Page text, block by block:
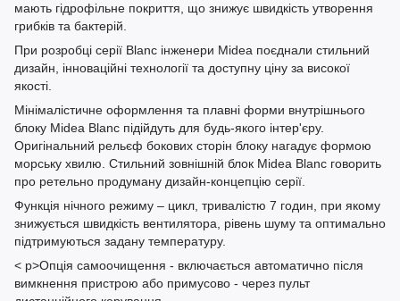
мають гідрофільне покриття, що знижує швидкість утворення
грибків та бактерій.
При розробці серії Blanc інженери Midea поєднали стильний
дизайн, інноваційні технології та доступну ціну за високої
якості.
Мінімалістичне оформлення та плавні форми внутрішнього
блоку Midea Blanc підійдуть для будь-якого інтер'єру.
Оригінальний рельєф бокових сторін блоку нагадує формою
морську хвилю. Стильний зовнішній блок Midea Blanc говорить
про ретельно продуману дизайн-концепцію серії.
Функція нічного режиму – цикл, тривалістю 7 годин, при якому
знижується швидкість вентилятора, рівень шуму та оптимально
підтримуються задану температуру.
< p>Опція самоочищення - включається автоматично після
вимкнення пристрою або примусово - через пульт